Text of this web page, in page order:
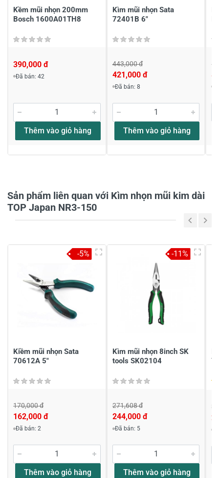
Đánh giá sao
Tiêu đề của nhận xét
Kềm mũi nhọn 200mm
Bosch 1600A01TH8
390,000 đ
Đã bán: 42
Thêm vào giỏ hàng
Kìm mũi nhọn Sata
72401B 6"
443,000 đ
421,000 đ
Đã bán: 8
Thêm vào giỏ hàng
Sản phẩm liên quan với Kìm nhọn mũi kim dài
TOP Japan NR3-150
Kiềm mũi nhọn Sata
70612A 5"
170,000 đ
162,000 đ
Đã bán: 2
Thêm vào giỏ hàng
-5%
Kìm mũi nhọn 8inch SK
tools SK02104
271,608 đ
244,000 đ
Đã bán: 5
Thêm vào giỏ hàng
-11%